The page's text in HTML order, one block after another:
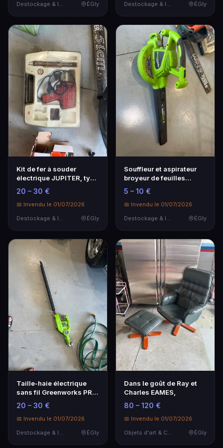
Destockage & Invendus
ÉGly
Destockage & Invendus
ÉGly
Kit de fer à souder
électrique JUPITER, type
pistolet, dans …
20 – 30 €
📅 Invendu le 01/07/2026
Destockage & Invendus
ÉGly
Souffleur et aspirateur
broyeur de feuilles
électrique Green…
5 – 10 €
📅 Invendu le 01/07/2026
Destockage & Invendus
ÉGly
Taille-haie électrique
sans fil Greenworks PRO,
vert et noir…
20 – 30 €
📅 Invendu le 01/07/2026
Destockage & Invendus
ÉGly
Dans le goût de Ray et
Charles EAMES,
80 – 120 €
📅 Invendu le 01/07/2026
Objets d'art & Curiosités
ÉGly